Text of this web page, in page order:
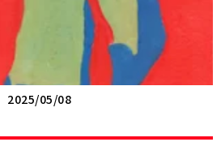
2025/05/08